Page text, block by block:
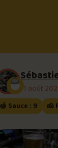
11 août
🍯 Sauce : 9 🧀